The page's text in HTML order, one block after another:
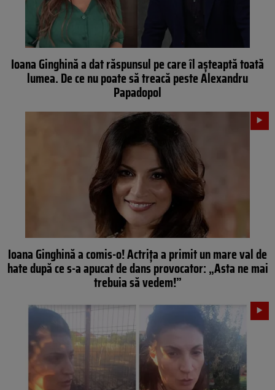
Ioana Ginghină a dat răspunsul pe care îl așteaptă toată
lumea. De ce nu poate să treacă peste Alexandru
Papadopol
Ioana Ginghină a comis-o! Actrița a primit un mare val de
hate după ce s-a apucat de dans provocator: „Asta ne mai
trebuia să vedem!”